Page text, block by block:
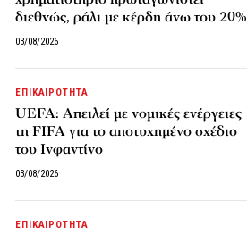
διεθνώς, ράλι με κέρδη άνω του 20%
03/08/2026
ΕΠΙΚΑΙΡΟΤΗΤΑ
UEFA: Απειλεί με νομικές ενέργειες
τη FIFA για το αποτυχημένο σχέδιο
του Ινφαντίνο
03/08/2026
ΕΠΙΚΑΙΡΟΤΗΤΑ